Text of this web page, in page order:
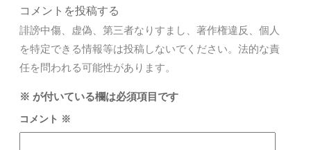
コメントを投稿する
誹謗中傷、虚偽、第三者なりすまし、著作権違反、個人
を特定できる情報等は投稿しないでください。法的な責
任を問われる可能性があります。
※ が付いている欄は必須項目です
コメント ※